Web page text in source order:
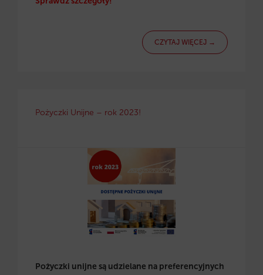
CZYTAJ WIĘCEJ →
Pożyczki Unijne – rok 2023!
Pożyczki unijne są udzielane na preferencyjnych